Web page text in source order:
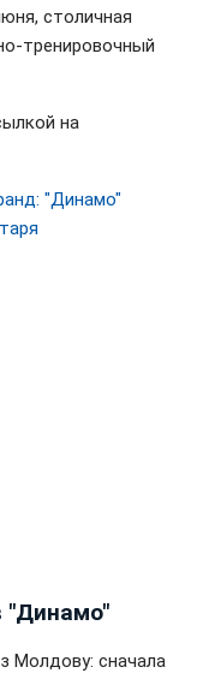
столичная
тренировочный
на
"Динамо"
"Динамо"
Молдову: сначала